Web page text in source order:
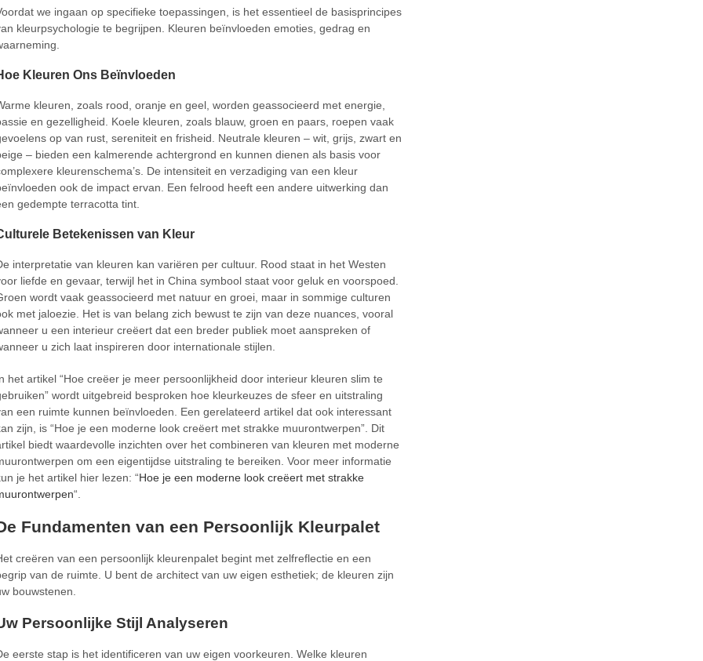
we ingaan op specifieke toepassingen, is het essentieel de basisprincipes
kleurpsychologie te begrijpen. Kleuren beïnvloeden emoties, gedrag en
Kleuren Ons Beïnvloeden
kleuren, zoals rood, oranje en geel, worden geassocieerd met energie,
en gezelligheid. Koele kleuren, zoals blauw, groen en paars, roepen vaak
op van rust, sereniteit en frisheid. Neutrale kleuren – wit, grijs, zwart en
– bieden een kalmerende achtergrond en kunnen dienen als basis voor
kleurenschema’s. De intensiteit en verzadiging van een kleur
ook de impact ervan. Een felrood heeft een andere uitwerking dan
gedempte terracotta tint.
Betekenissen van Kleur
interpretatie van kleuren kan variëren per cultuur. Rood staat in het Westen
liefde en gevaar, terwijl het in China symbool staat voor geluk en voorspoed.
wordt vaak geassocieerd met natuur en groei, maar in sommige culturen
met jaloezie. Het is van belang zich bewust te zijn van deze nuances, vooral
u een interieur creëert dat een breder publiek moet aanspreken of
u zich laat inspireren door internationale stijlen.
het artikel “Hoe creëer je meer persoonlijkheid door interieur kleuren slim te
wordt uitgebreid besproken hoe kleurkeuzes de sfeer en uitstraling
een ruimte kunnen beïnvloeden. Een gerelateerd artikel dat ook interessant
zijn, is “Hoe je een moderne look creëert met strakke muurontwerpen”. Dit
biedt waardevolle inzichten over het combineren van kleuren met moderne
om een eigentijdse uitstraling te bereiken. Voor meer informatie
je het artikel hier lezen: “Hoe je een moderne look creëert met strakke
“.
Fundamenten van een Persoonlijk Kleurpalet
creëren van een persoonlijk kleurenpalet begint met zelfreflectie en een
van de ruimte. U bent de architect van uw eigen esthetiek; de kleuren zijn
bouwstenen.
Persoonlijke Stijl Analyseren
eerste stap is het identificeren van uw eigen voorkeuren. Welke kleuren